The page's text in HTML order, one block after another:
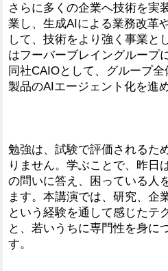
さらに多くの企業へ技術を実
業し、生成AIによる業務改革
して、技術をより強く事業と
はフーバーブレイングループ
同社CAIOとして、グループ全
製品のAIエージェント化を進
勉強は、試験で評価されるた
りません。学ぶことで、昨日
の問いに答え、困っている人
ます。本講演では、研究、企
という経験を通して感じたテ
と、若いうちに専門性を身に
す。